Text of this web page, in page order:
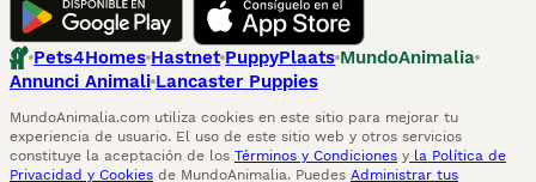
Pets4Homes Hastnet PuppyPlaats MundoAnimalia
Annunci Animali Lancaster Puppies
MundoAnimalia.com utiliza cookies en este sitio para mejorar tu
experiencia de usuario. El uso de este sitio web y otros servicios
constituye la aceptación de los Términos y Condiciones y la Política de
Privacidad y Cookies de MundoAnimalia. Puedes Administrar tus